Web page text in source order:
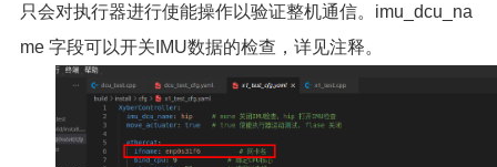
只会对执行器进行使能操作以验证整机通信。imu_dcu_na
me 字段可以开关IMU数据的检查，详见注释。